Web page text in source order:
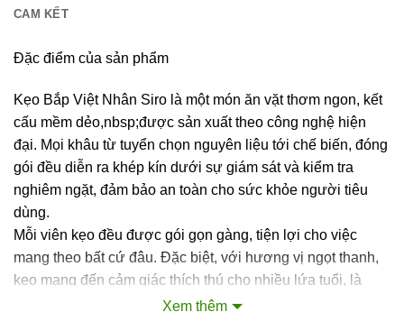
CAM KẾT
Đặc điểm của sản phẩm
Kẹo Bắp Việt Nhân Siro là một món ăn vặt thơm ngon, kết
cấu mềm dẻo,nbsp;được sản xuất theo công nghệ hiện
đại. Mọi khâu từ tuyển chọn nguyên liệu tới chế biến, đóng
gói đều diễn ra khép kín dưới sự giám sát và kiểm tra
nghiêm ngặt, đảm bảo an toàn cho sức khỏe người tiêu
dùng.
Mỗi viên kẹo đều được gói gọn gàng, tiện lợi cho việc
mang theo bất cứ đâu. Đặc biệt, với hương vị ngọt thanh,
kẹo mang đến cảm giác thích thú cho nhiều lứa tuổi, là
món quà tuyệt vời cho những buổi tụ họp hay những dịp lễ
Xem thêm